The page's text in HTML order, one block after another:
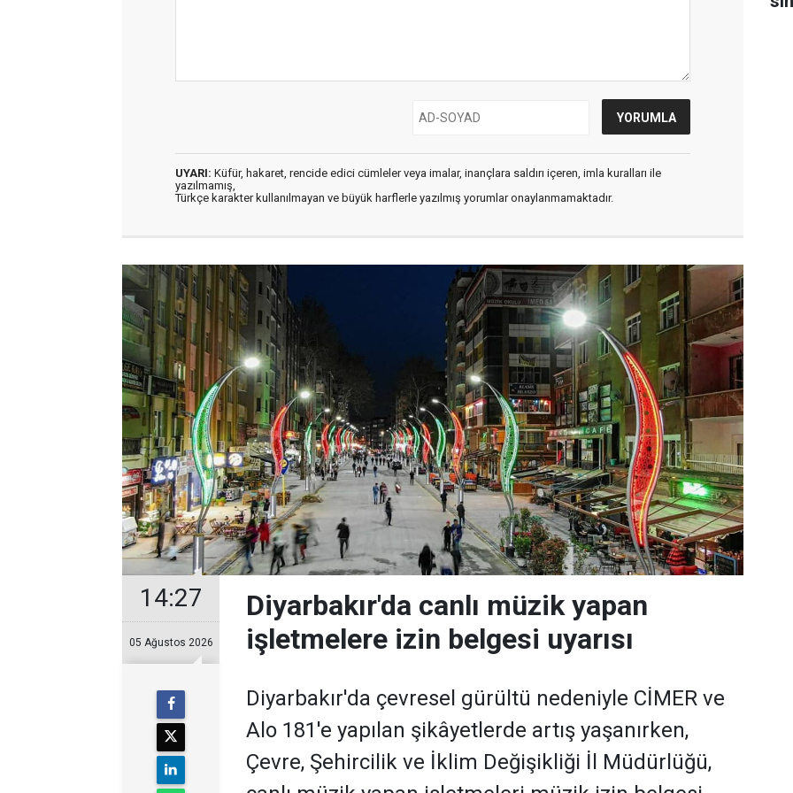
UYARI: Küfür, hakaret, rencide edici cümleler veya imalar, inançlara saldırı içeren, imla kuralları ile
yazılmamış,
Türkçe karakter kullanılmayan ve büyük harflerle yazılmış yorumlar onaylanmamaktadır.
14:27
05 Ağustos 2026
Diyarbakır'da canlı müzik yapan
işletmelere izin belgesi uyarısı
Diyarbakır'da çevresel gürültü nedeniyle CİMER ve
Alo 181'e yapılan şikâyetlerde artış yaşanırken,
Çevre, Şehircilik ve İklim Değişikliği İl Müdürlüğü,